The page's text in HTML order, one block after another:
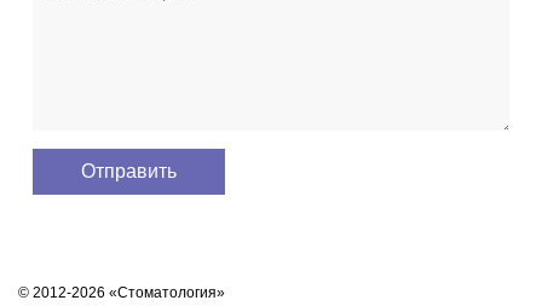
© 2012-2026 «Стоматология»